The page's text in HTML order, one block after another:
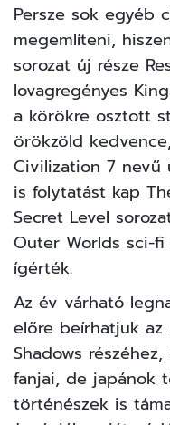
Persze sok egyéb
megemlíteni,
sorozat új része
lovagregényes
a körökre osztott
örökzöld
Civilization 7
is folytatást kap
Secret Level
Outer Worlds sci-
ígérték.
Az év várható
előre beírhatjuk az
Shadows
fanjai, de japánok
történészek is